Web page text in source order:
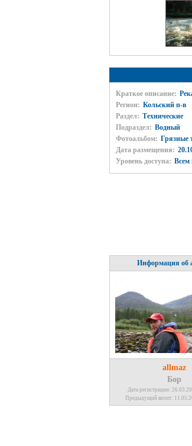
Краткое описание:
Регион: Кольский п-в
Раздел: Технические
Подраздел: Водный
Фотоальбом: Грязные
Дата размещения:
Уровень доступа: Всем
Информация об
allmaz
Бор
Дата регистрации:
Предыдущий визит: